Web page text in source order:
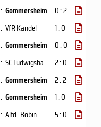
: Gommersheim 0 : 2
: VfR Kandel
1 : 0
: Gommersheim 0 : 0
: SC Ludwigsha
2 : 0
: Gommersheim 2 : 2
: Gommersheim 1 : 0
: Altd.-Böbin
5 : 0